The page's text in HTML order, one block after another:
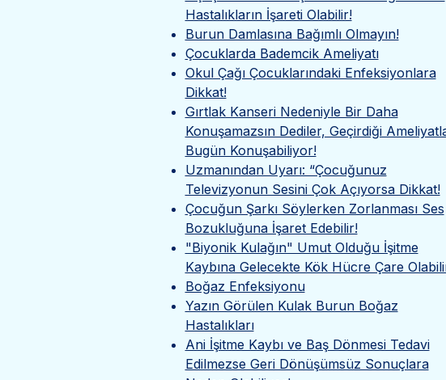
Hastalıkların İşareti Olabilir!
Burun Damlasına Bağımlı Olmayın!
Çocuklarda Bademcik Ameliyatı
Okul Çağı Çocuklarındaki Enfeksiyonlara
Dikkat!
Gırtlak Kanseri Nedeniyle Bir Daha
Konuşamazsın Dediler, Geçirdiği
Bugün Konuşabiliyor!
Uzmanından Uyarı: “Çocuğunuz
Televizyonun Sesini Çok Açıyorsa Dikkat!
Çocuğun Şarkı Söylerken Zorlanması Ses
Bozukluğuna İşaret Edebilir!
"Biyonik Kulağın" Umut Olduğu İşitme
Kaybına Gelecekte Kök Hücre Çare
Boğaz Enfeksiyonu
Yazın Görülen Kulak Burun Boğaz
Hastalıkları
Ani İşitme Kaybı ve Baş Dönmesi Tedavi
Edilmezse Geri Dönüşümsüz Sonuçlara